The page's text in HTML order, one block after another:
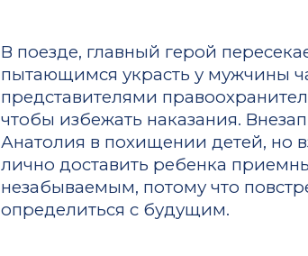
В поезде, главный герой
пытающимся украсть у мужчины
представителями
чтобы избежать наказания.
Анатолия в похищении детей, но
лично доставить ребенка
незабываемым, потому что
определиться с будущим.